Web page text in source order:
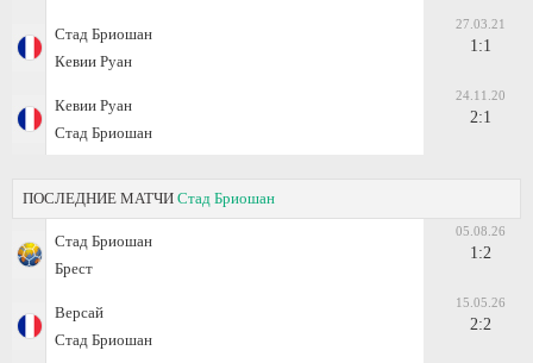
Стад Бриошан
Кевии Руан
27.03.21
1:1
Кевии Руан
Стад Бриошан
24.11.20
2:1
ПОСЛЕДНИЕ МАТЧИ Стад Бриошан
Стад Бриошан
Брест
05.08.26
1:2
Версай
Стад Бриошан
15.05.26
2:2